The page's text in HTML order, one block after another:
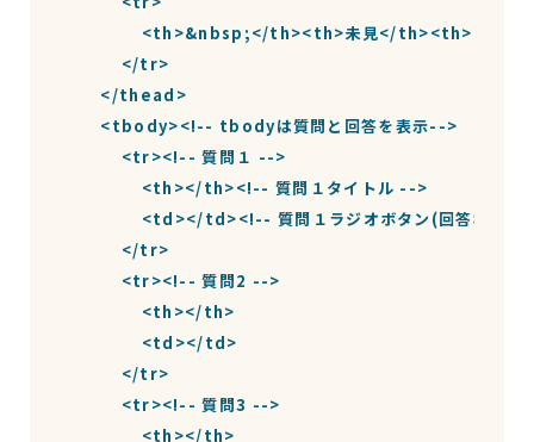
<th>&nbsp;</th><th>未見</th><th>
            </tr>
        </thead>
        <tbody><!-- tbodyは質問と回答を表示-->
            <tr><!-- 質問１ -->
                <th></th><!-- 質問１タイトル -->
                <td></td><!-- 質問１ラジオボタン(回答欄) -->
            </tr>
            <tr><!-- 質問2 -->
                <th></th>
                <td></td>
            </tr>
            <tr><!-- 質問3 -->
                <th></th>